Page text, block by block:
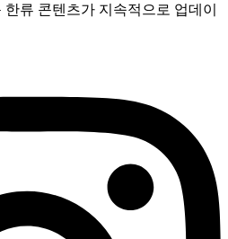
류 콘텐츠가 지속적으로 업데이